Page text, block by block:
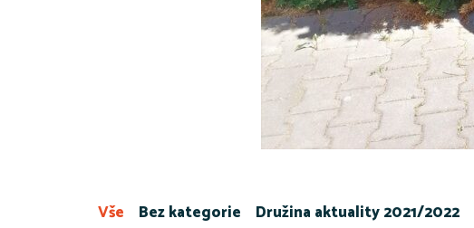
Bez kategorie Družina aktuality 2021/2022
Vše